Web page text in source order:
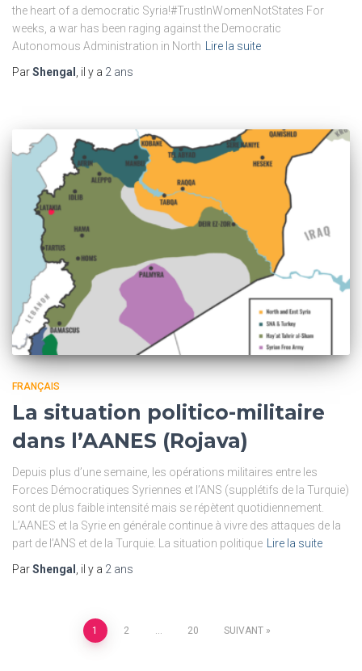
the heart of a democratic Syria!#TrustInWomenNotStates For
weeks, a war has been raging against the Democratic
Autonomous Administration in North
Lire la suite
ParShengal , il y a 2 ans
FRANÇAIS
La situation politico-militaire
dans l’AANES (Rojava)
Depuis plus d’une semaine, les opérations militaires entre les
Forces Démocratiques Syriennes et l’ANS (supplétifs de la Turquie)
sont de plus faible intensité mais se répètent quotidiennement.
L’AANES et la Syrie en générale continue à vivre des attaques de la
part de l’ANS et de la Turquie. La situation politique Lire la suite
ParShengal , il y a 2 ans
Pagination
1 2 20 SUIVANT